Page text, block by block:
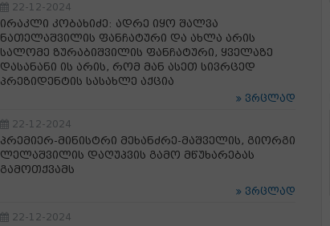
22-12-2024
ირაკლი კობახიძე: ადრე იყო შალვა
ნათელაშვილის ფანჩატური და ახლა არის
სალომე ზურაბიშვილის ფანჩატური, ყველაზე
დასანანი ის არის, რომ მან ასეთ სივრცედ
პრეზიდენტის სასახლე აქცია
ვრცლად
22-12-2024
პრემიერ-მინისტრი მეხანძრე-მაშველის, გიორგი
ლელაშვილის დაღუპვის გამო მწუხარებას
გამოთქვამს
ვრცლად
22-12-2024